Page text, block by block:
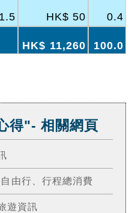
1.5 HK$ 50 0.4
HK$ 11,260 100.0
得"- 相關網頁
由行、行程總消費
遊資訊